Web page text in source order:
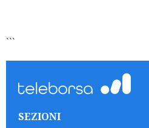
```
SEZIONI